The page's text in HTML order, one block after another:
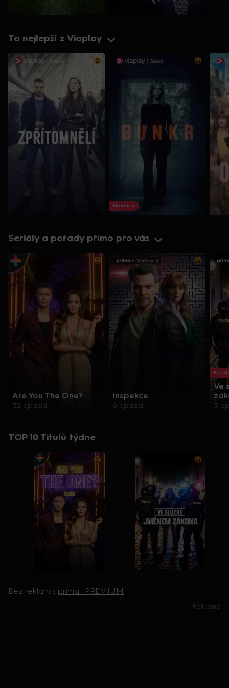
To nejlepší z Viaplay
Novinka
Seriály a pořady přímo pro vás
Are You The One?
32 epizod
Inspekce
8 epizod
Ve
3
TOP 10 Titulů týdne
Bez reklam s prima+ PREMIUM
Reklama